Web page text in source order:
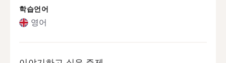
학습언어
영어